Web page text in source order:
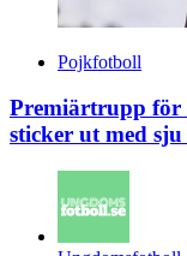
Pojkfotboll
Premiärtrupp för
sticker ut med sju